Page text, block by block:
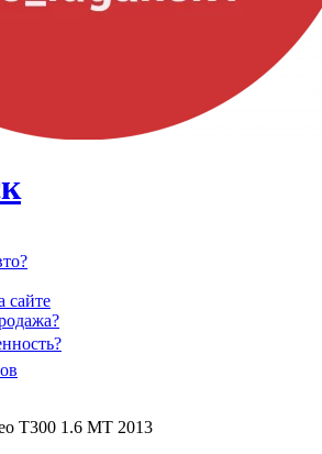
сайте
T300 1.6 MT 2013